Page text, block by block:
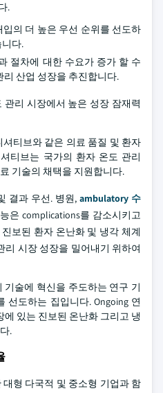
.
의 더 높은 우선 순위를 선도하
다.
절차에 대한 수요가 증가 할 수
리 산업 성장을 추진합니다.
리 시장에서 높은 성장 잠재력
셔티브와 같은 의료 품질 및 환자
티브는 국가의 환자 온도 관리
기술의 채택을 지원합니다.
결과 우선. 병원, ambulatory 수
은 complications를 감소시키고
보된 환자 온난화 및 냉각 체계
리 시장 성장을 밀어내기 위하여
기술에 혁신을 주도하는 연구 기
선도하는 집입니다. Ongoing 연
있는 진보된 온난화 그리고 냉
.
형 다국적 및 중소형 기업과 함